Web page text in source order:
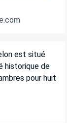
est situé
historique de
pour huit